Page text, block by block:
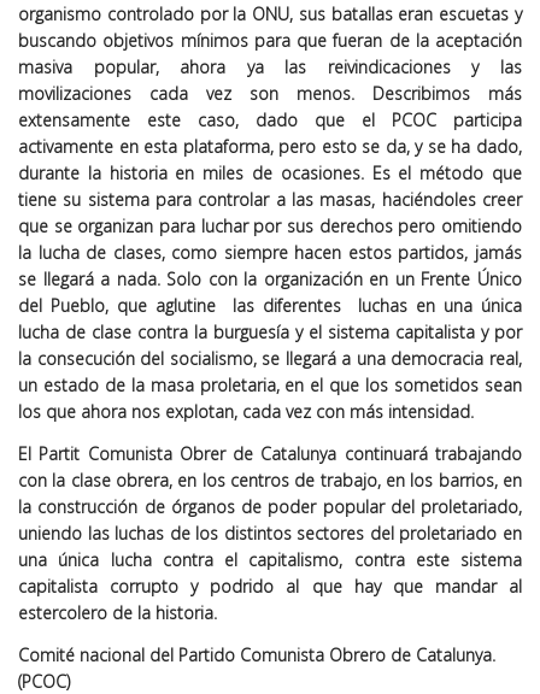
organismo controlado por la ONU, sus batallas eran escuetas y
buscando objetivos mínimos para que fueran de la aceptación
masiva popular, ahora ya las reivindicaciones y las
movilizaciones cada vez son menos. Describimos más
extensamente este caso, dado que el PCOC participa
activamente en esta plataforma, pero esto se da, y se ha dado,
durante la historia en miles de ocasiones. Es el método que
tiene su sistema para controlar a las masas, haciéndoles creer
que se organizan para luchar por sus derechos pero omitiendo
la lucha de clases, como siempre hacen estos partidos, jamás
se llegará a nada. Solo con la organización en un Frente Único
del Pueblo, que aglutine las diferentes luchas en una única
lucha de clase contra la burguesía y el sistema capitalista y por
la consecución del socialismo, se llegará a una democracia real,
un estado de la masa proletaria, en el que los sometidos sean
los que ahora nos explotan, cada vez con más intensidad.
El Partit Comunista Obrer de Catalunya continuará trabajando
con la clase obrera, en los centros de trabajo, en los barrios, en
la construcción de órganos de poder popular del proletariado,
uniendo las luchas de los distintos sectores del proletariado en
una única lucha contra el capitalismo, contra este sistema
capitalista corrupto y podrido al que hay que mandar al
estercolero de la historia.
Comité nacional del Partido Comunista Obrero de Catalunya.
(PCOC)